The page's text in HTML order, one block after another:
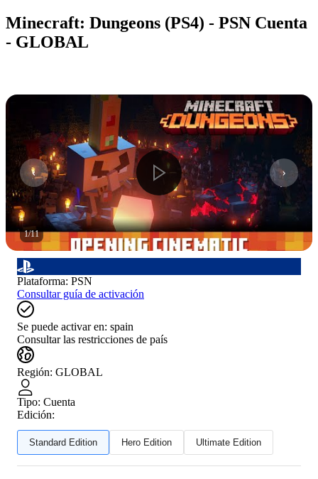
Minecraft: Dungeons (PS4) - PSN Cuenta
- GLOBAL
1/11
Plataforma: PSN
Consultar guía de activación
Se puede activar en: spain
Consultar las restricciones de país
Región: GLOBAL
Tipo: Cuenta
Edición:
Standard Edition Hero Edition Ultimate Edition